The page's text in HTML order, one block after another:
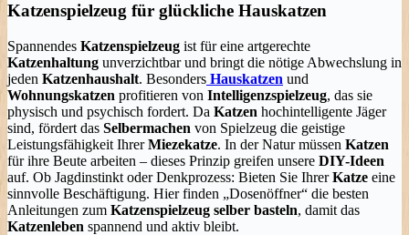
Katzenspielzeug für glückliche Hauskatzen
Spannendes Katzenspielzeug ist für eine artgerechte
Katzenhaltung unverzichtbar und bringt die nötige Abwechslung in
jeden Katzenhaushalt. Besonders Hauskatzen und
Wohnungskatzen profitieren von Intelligenzspielzeug, das sie
physisch und psychisch fordert. Da Katzen hochintelligente Jäger
sind, fördert das Selbermachen von Spielzeug die geistige
Leistungsfähigkeit IhrerMiezekatze. In der Natur müssen Katzen
für ihre Beute arbeiten – dieses Prinzip greifen unsere DIY-Ideen
auf. Ob Jagdinstinkt oder Denkprozess: Bieten Sie IhrerKatze eine
sinnvolle Beschäftigung. Hier finden „Dosenöffner“ die besten
Anleitungen zum Katzenspielzeug selber basteln, damit das
Katzenleben spannend und aktiv bleibt.